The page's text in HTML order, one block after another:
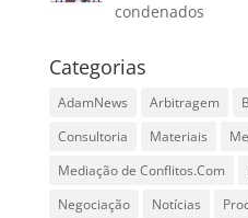
condenados
Categorias
AdamNews Arbitragem
Consultoria
Materiais
Mediação de Conflitos.Com
Negociação
Notícias